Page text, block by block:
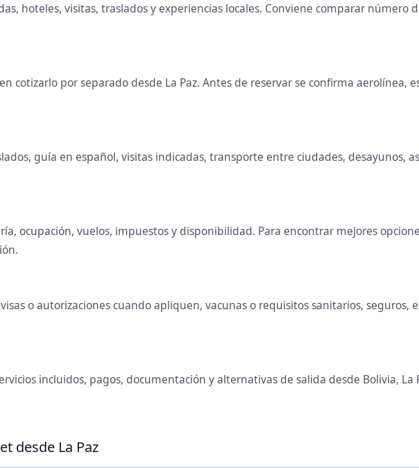
hoteles, visitas, traslados y experiencias locales. Conviene comparar número
cotizarlo por separado desde La Paz. Antes de reservar se confirma aerolínea,
guía en español, visitas indicadas, transporte entre ciudades, desayunos,
ocupación, vuelos, impuestos y disponibilidad. Para encontrar mejores
o autorizaciones cuando apliquen, vacunas o requisitos sanitarios, seguros,
incluidos, pagos, documentación y alternativas de salida desde Bolivia, La
desde La Paz